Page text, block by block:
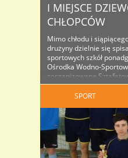
I MIEJSCE
CHŁOPCÓW
Mimo chłodu i
drużyny dzielnie się
sportowych szkół
Ośrodka Wodno-
zorganizowane
Dziewczęta zaciekle
„handlówką” i wyszły z
natomiast chłopcy po
uznać wyższość
„mechanika” zajmując
SPORT